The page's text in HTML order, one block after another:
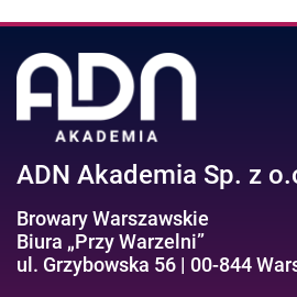
ADN Akademia Sp. z
Browary Warszawskie
Biura „Przy Warzelni”
ul. Grzybowska 56 | 00-844